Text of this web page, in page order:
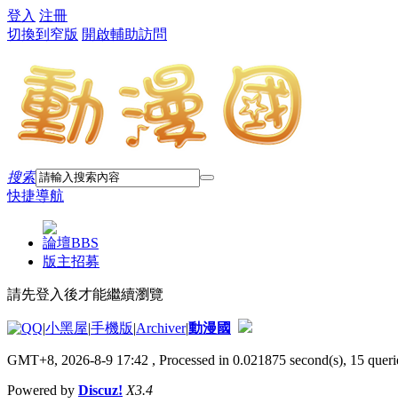
登入 注冊
切換到窄版 開啟輔助訪問
搜索
快捷導航
論壇BBS
版主招募
請先登入後才能繼續瀏覽
|小黑屋|手機版|Archiver|動漫國
GMT+8, 2026-8-9 17:42 , Processed in 0.021875 second(s), 15
Powered by Discuz! X3.4